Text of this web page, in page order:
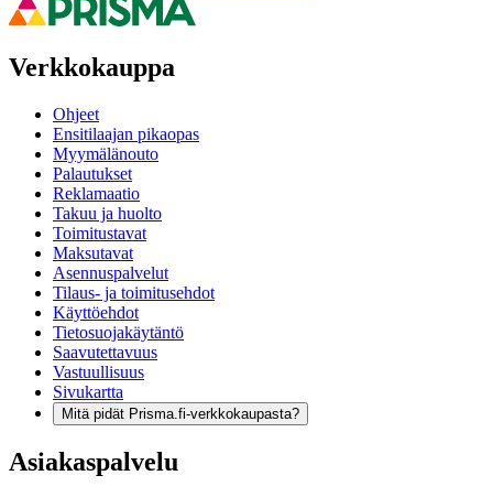
Verkkokauppa
Ohjeet
Ensitilaajan pikaopas
Myymälänouto
Palautukset
Reklamaatio
Takuu ja huolto
Toimitustavat
Maksutavat
Asennuspalvelut
Tilaus- ja toimitusehdot
Käyttöehdot
Tietosuojakäytäntö
Saavutettavuus
Vastuullisuus
Sivukartta
Mitä pidät Prisma.fi-verkkokaupasta?
Asiakaspalvelu